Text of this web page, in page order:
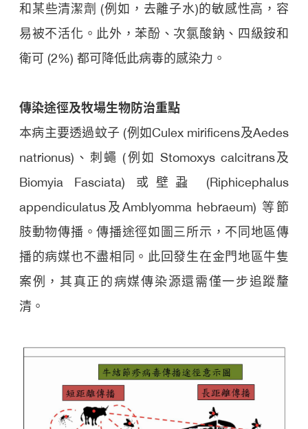
和某些清潔劑 (例如，去離子水)的敏感性高，容
易被不活化。此外，苯酚、次氯酸鈉、四級銨和
衛可 (2%) 都可降低此病毒的感染力。
傳染途徑及牧場生物防治重點
本病主要透過蚊子 (例如Culex mirificens及Aedes
natrionus)、刺蠅 (例如 Stomoxys calcitrans及
Biomyia Fasciata) 或壁蝨 (Riphicephalus
appendiculatus及Amblyomma hebraeum) 等節
肢動物傳播。傳播途徑如圖三所示，不同地區傳
播的病媒也不盡相同。此回發生在金門地區牛隻
案例，其真正的病媒傳染源還需僅一步追蹤釐
清。